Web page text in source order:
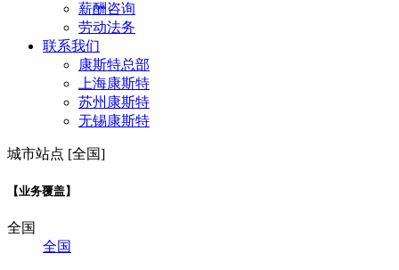
薪酬咨询
劳动法务
联系我们
康斯特总部
上海康斯特
苏州康斯特
无锡康斯特
城市站点 [全国]
【业务覆盖】
全国
全国